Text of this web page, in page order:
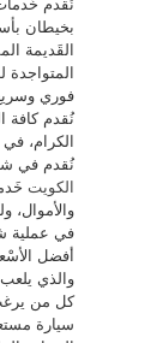
نُقدم
بخيطان
القَديمة
فوري
نُقدم كافة
الكرام،
نُقدم في
الكويت
والأموال،
في عملية
أفضل
والذي يلعب
كل من
سيارة